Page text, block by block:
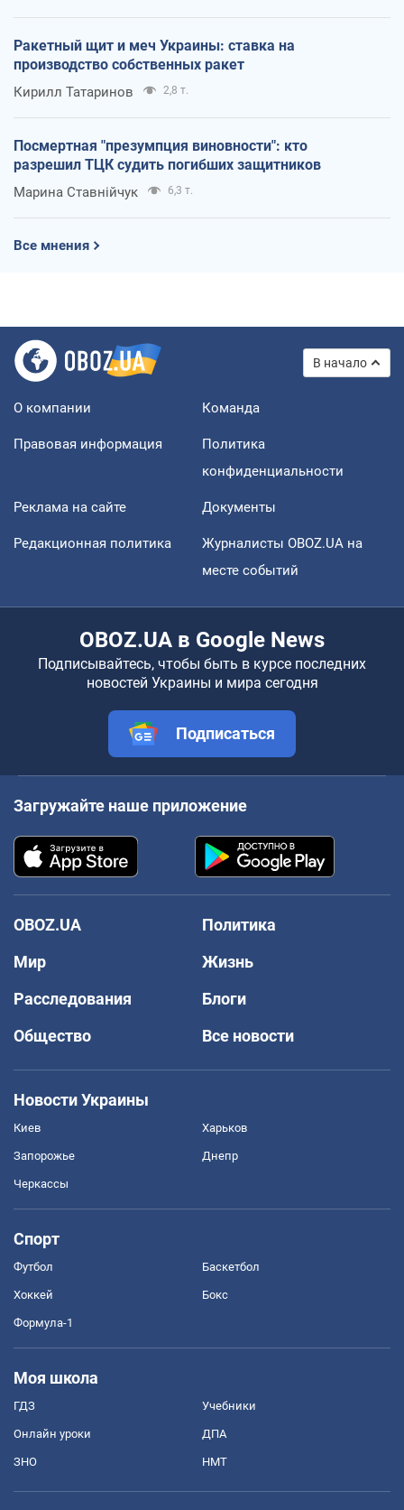
Ракетный щит и меч Украины: ставка на
производство собственных ракет
Кирилл Татаринов 2,8 т.
Посмертная "презумпция виновности": кто
разрешил ТЦК судить погибших защитников
Марина Ставнійчук 6,3 т.
Все мнения
В начало
О компании Команда
Правовая информация
Политика
конфиденциальности
Реклама на сайте Документы
Редакционная политика
Журналисты OBOZ.UA на
месте событий
OBOZ.UA в Google News
Подписывайтесь, чтобы быть в курсе последних
новостей Украины и мира сегодня
Подписаться
Загружайте наше приложение
OBOZ.UA
Политика
Мир
Жизнь
Расследования
Блоги
Общество
Все новости
Новости Украины
Киев Харьков
Запорожье Днепр
Черкассы
Спорт
Футбол Баскетбол
Хоккей Бокс
Формула-1
Моя школа
ГДЗ Учебники
Онлайн уроки ДПА
ЗНО НМТ